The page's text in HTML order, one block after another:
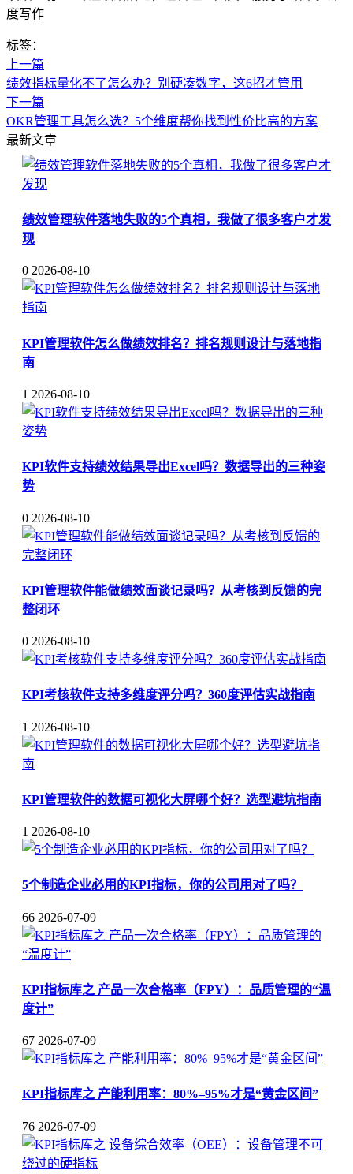
度写作
标签：
上一篇
绩效指标量化不了怎么办？别硬凑数字，这6招才管用
下一篇
OKR管理工具怎么选？5个维度帮你找到性价比高的方案
最新文章
绩效管理软件落地失败的5个真相，我做了很多客户才发
现
0 2026-08-10
KPI管理软件怎么做绩效排名？排名规则设计与落地指
南
1 2026-08-10
KPI软件支持绩效结果导出Excel吗？数据导出的三种姿
势
0 2026-08-10
KPI管理软件能做绩效面谈记录吗？从考核到反馈的完
整闭环
0 2026-08-10
KPI考核软件支持多维度评分吗？360度评估实战指南
1 2026-08-10
KPI管理软件的数据可视化大屏哪个好？选型避坑指南
1 2026-08-10
5个制造企业必用的KPI指标，你的公司用对了吗？
66 2026-07-09
KPI指标库之 产品一次合格率（FPY）：品质管理的“温
度计”
67 2026-07-09
KPI指标库之 产能利用率：80%–95%才是“黄金区间”
76 2026-07-09